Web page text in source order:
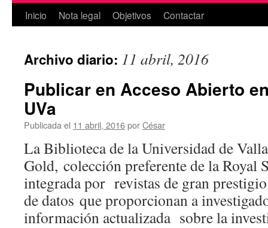
Inicio Nota legal Objetivos Contactar
Archivo diario: 11 abril, 2016
Publicar en Acceso Abierto
UVa
Publicada el 11 abril, 2016porCésar
La Biblioteca de la Universidad de
Gold, colección preferente de la Royal
integrada por revistas de gran
de datos que proporcionan a
información actualizada sobre la